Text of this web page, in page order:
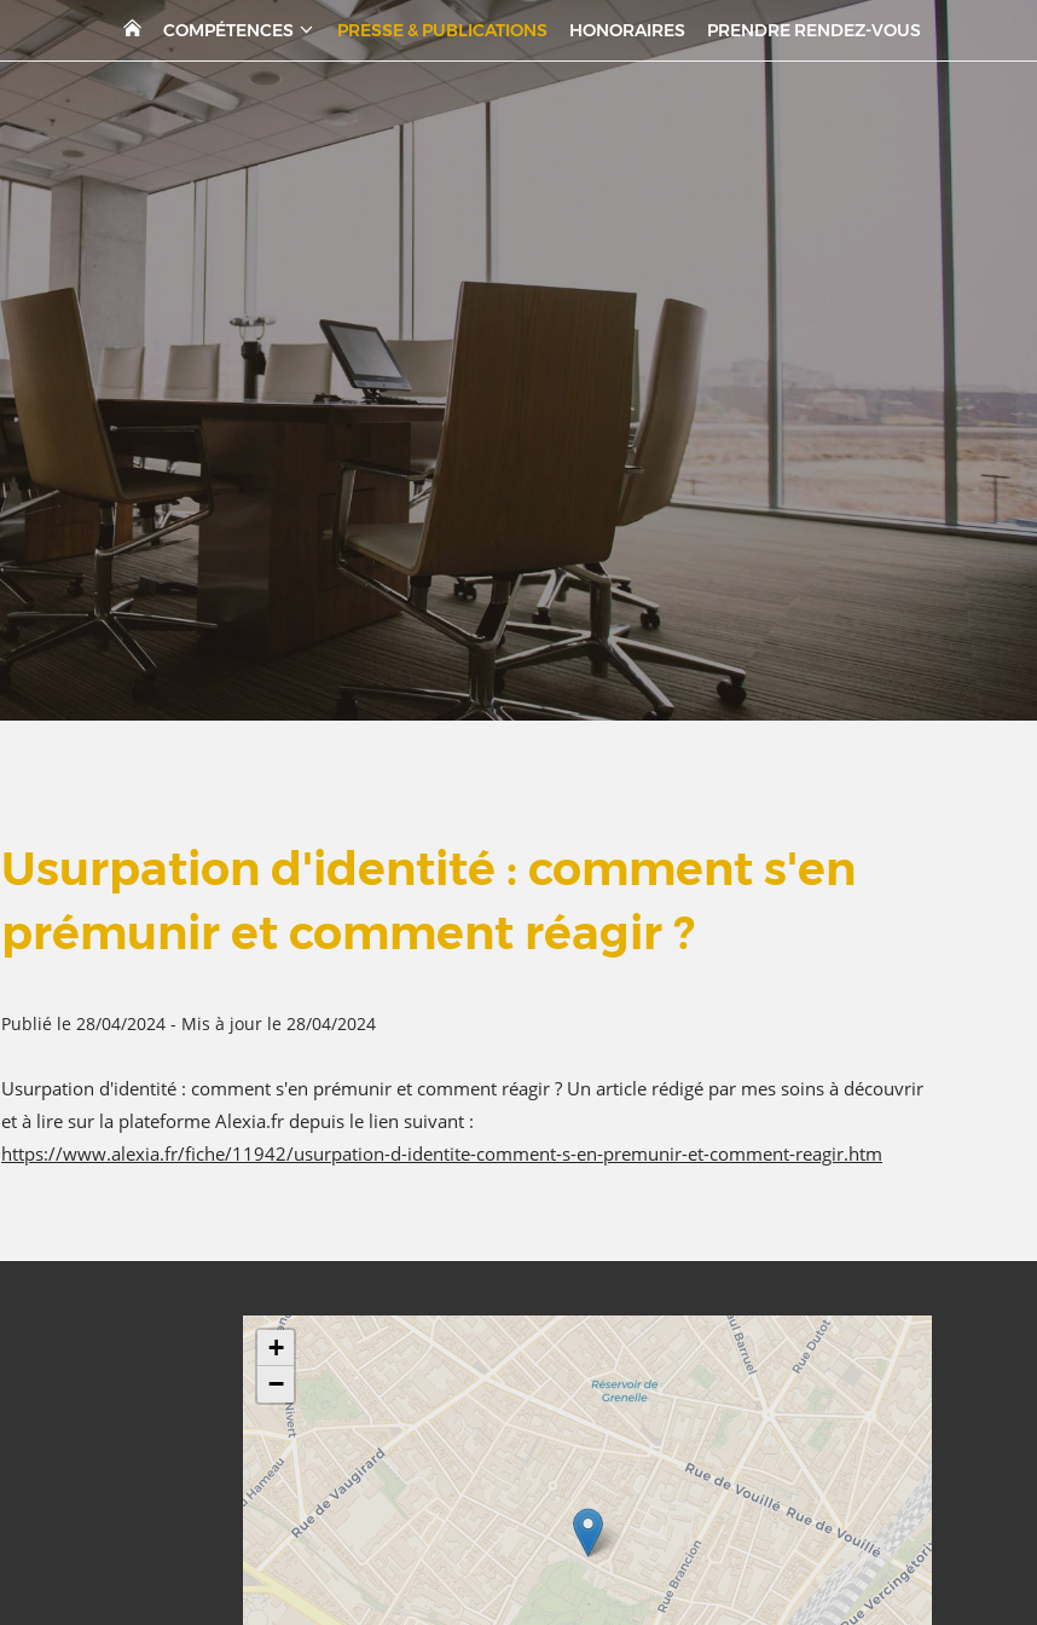
COMPÉTENCES PRESSE & PUBLICATIONS HONORAIRES PRENDRE RENDEZ-VOUS
Usurpation d'identité : comment s'en
prémunir et comment réagir ?
Publié le 28/04/2024 - Mis à jour le 28/04/2024
Usurpation d'identité : comment s'en prémunir et comment réagir ? Un article rédigé par mes soins à découvrir
et à lire sur la plateforme Alexia.fr depuis le lien suivant :
https://www.alexia.fr/fiche/11942/usurpation-d-identite-comment-s-en-premunir-et-comment-reagir.htm
+
−